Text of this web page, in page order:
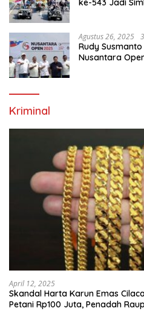
ke-543 Jadi
Agustus 26, 2025
Rudy
Nusantara
Kriminal
April 12, 2025
Skandal Harta Karun Emas
Petani Rp100 Juta, Penadah